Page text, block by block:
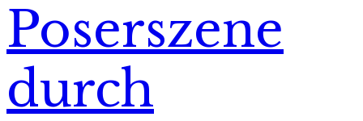
Poserszene
durch